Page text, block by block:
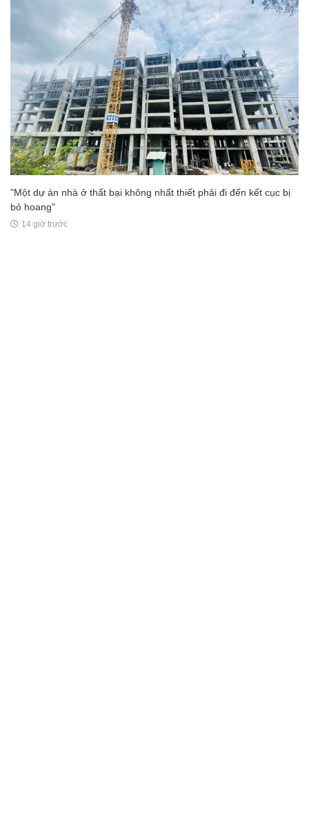
"Một dự án nhà ở thất bại không nhất thiết phải đi đến kết cục bị
bỏ hoang"
14 giờ trước